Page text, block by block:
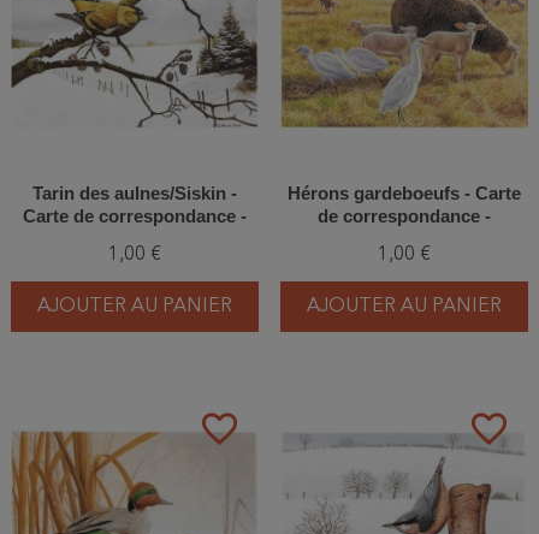
Tarin des aulnes/Siskin -
Carte de correspondance -
1,00 €
AJOUTER AU PANIER
Hérons gardeboeufs - Carte
de correspondance -
1,00 €
AJOUTER AU PANIER
favorite_border favorite_border